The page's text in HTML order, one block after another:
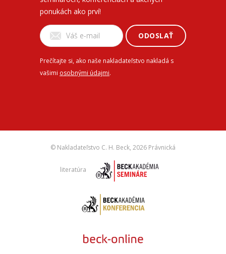
ponukách ako prví!
ODOSLAŤ
Prečítajte si, ako naše nakladateľstvo nakladá s
vašimi osobnými údajmi.
© Nakladateľstvo C. H. Beck, 2026 Právnická
literatúra